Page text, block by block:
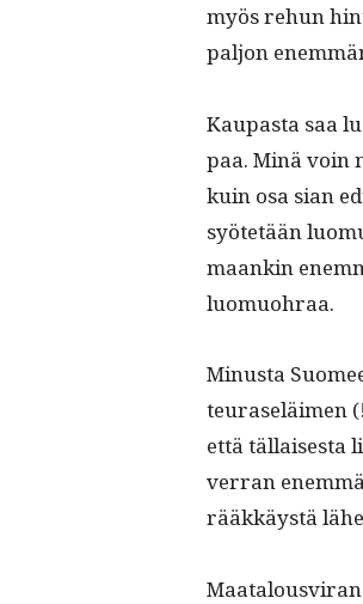
myös rehun
paljon
Kau­pas­ta saa
paa. Minä voin
kuin osa sian
syötetään
maankin
luomuohraa.
Minus­ta
teuraseläi­men
että täl­lais­es­ta
ver­ran
rääkkäys­tä